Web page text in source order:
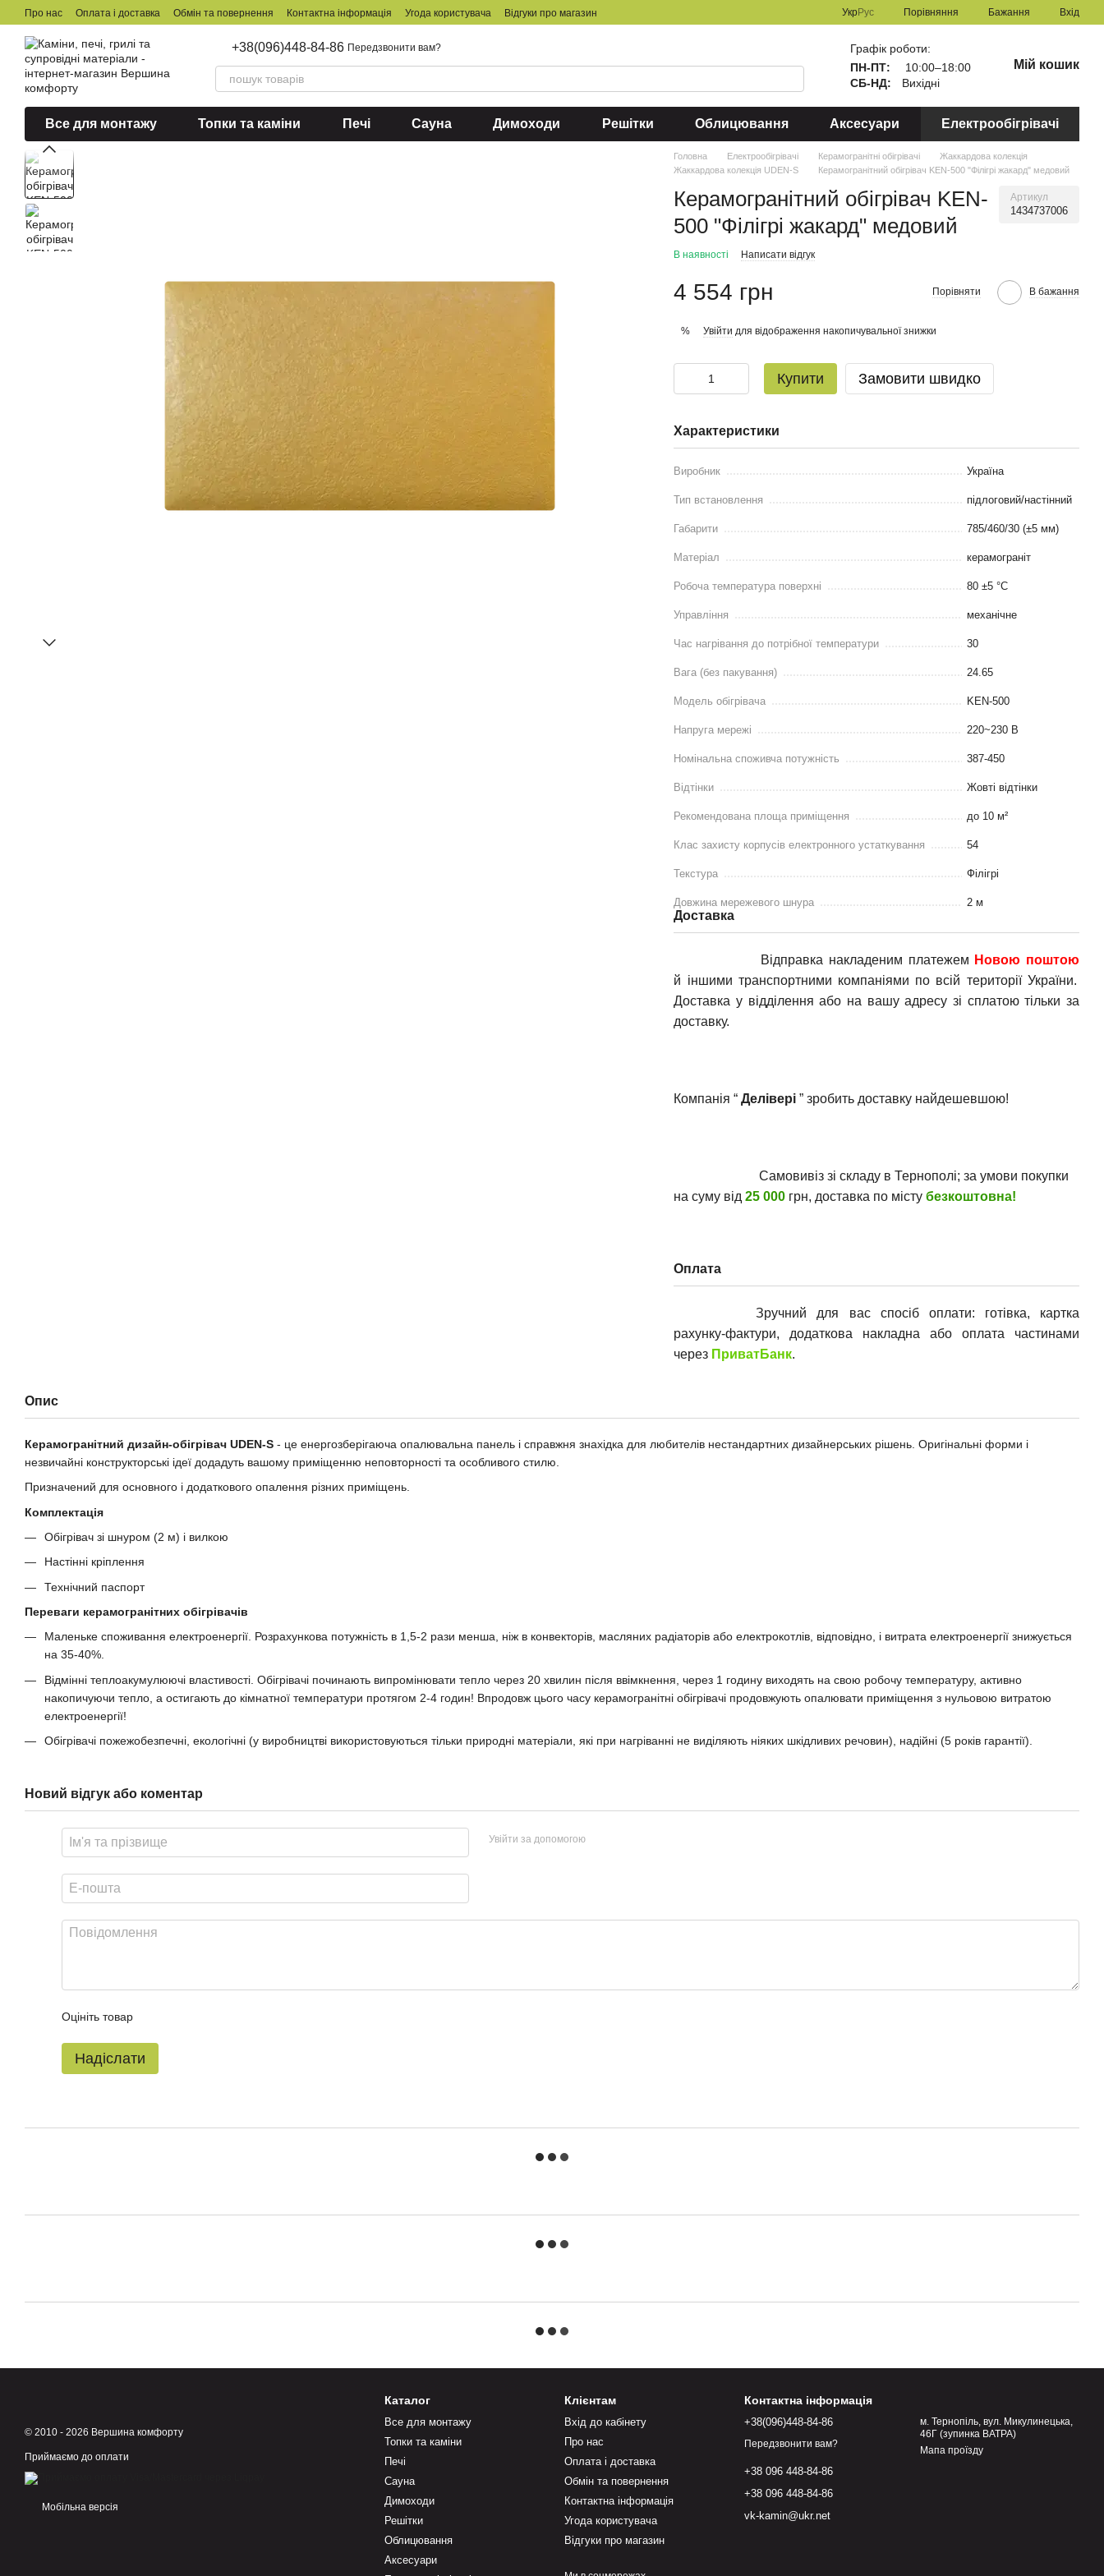
Перейти до основного контенту
Про нас Оплата і доставка Обмін та повернення Контактна інформація Угода користувача Відгуки про магазин УкрРус Порівняння Бажання Вхід
+38(096)448-84-86 Передзвонити вам?
Графік роботи:
ПН-ПТ:
10:00–18:00
СБ-НД:
Вихідні
Мій кошик
Все для монтажу Топки та каміни Печі Сауна Димоходи Решітки Облицювання Аксесуари Електрообігрівачі
Головна Електрообігрівачі Керамогранітні обігрівачі
Жаккардова колекція
Жаккардова колекція UDEN-S
Керамогранітний обігрівач KEN-500 "Філігрі жакард" медовий
Керамогранітний обігрівач KEN-
500 "Філігрі жакард" медовий
Артикул
1434737006
В наявності Написати відгук
4 554 грн Порівняти В бажання
% Увійти для відображення накопичувальної знижки
Купити Замовити швидко
Характеристики
Виробник Україна
Тип встановлення підлоговий/настінний
Габарити 785/460/30 (±5 мм)
Матеріал керамограніт
Робоча температура поверхні 80 ±5 °С
Управління механічне
Час нагрівання до потрібної температури 30
Вага (без пакування) 24.65
Модель обігрівача KEN-500
Напруга мережі 220~230 В
Номінальна споживча потужність 387-450
Відтінки Жовті відтінки
Рекомендована площа приміщення до 10 м²
Клас захисту корпусів електронного устаткування 54
Текстура Філігрі
Довжина мережевого шнура 2 м
Доставка
Відправка накладеним платежем Новою поштою
й іншими транспортними компаніями по всій території України.
Доставка у відділення або на вашу адресу зі сплатою тільки за
доставку.
Компанія “Делівері ” зробить доставку найдешевшою!
Самовивіз зі складу в Тернополі; за умови покупки
на суму від25 000 грн, доставка по містубезкоштовна!
Оплата
Зручний для вас спосіб оплати: готівка, картка
рахунку-фактури, додаткова накладна або оплата частинами
через ПриватБанк.
Опис
Керамогранітний дизайн-обігрівач UDEN-S - це енергозберігаюча опалювальна панель і справжня знахідка для любителів нестандартних дизайнерських рішень. Оригінальні форми і
незвичайні конструкторські ідеї додадуть вашому приміщенню неповторності та особливого стилю.
Призначений для основного і додаткового опалення різних приміщень.
Комплектація
Обігрівач зі шнуром (2 м) і вилкою
Настінні кріплення
Технічний паспорт
Переваги керамогранітних обігрівачів
Маленьке споживання електроенергії. Розрахункова потужність в 1,5-2 рази менша, ніж в конвекторів, масляних радіаторів або електрокотлів, відповідно, і витрата електроенергії знижується
на 35-40%.
Відмінні теплоакумулюючі властивості. Обігрівачі починають випромінювати тепло через 20 хвилин після ввімкнення, через 1 годину виходять на свою робочу температуру, активно
накопичуючи тепло, а остигають до кімнатної температури протягом 2-4 годин! Впродовж цього часу керамогранітні обігрівачі продовжують опалювати приміщення з нульовою витратою
електроенергії!
Обігрівачі пожежобезпечні, екологічні (у виробництві використовуються тільки природні матеріали, які при нагріванні не виділяють ніяких шкідливих речовин), надійні (5 років гарантії).
Новий відгук або коментар
Увійти за допомогою
Оцініть товар
Надіслати
© 2010 - 2026 Вершина комфорту
Приймаємо до оплати
Мобільна версія
Каталог
Все для монтажу
Топки та каміни
Печі
Сауна
Димоходи
Решітки
Облицювання
Аксесуари
Клієнтам
Вхід до кабінету
Про нас
Оплата і доставка
Обмін та повернення
Контактна інформація
Угода користувача
Відгуки про магазин
Контактна інформація
+38(096)448-84-86
Передзвонити вам?
+38 096 448-84-86
+38 096 448-84-86
vk-kamin@ukr.net
м. Тернопіль, вул. Микулинецька,
46Г (зупинка ВАТРА)
Мапа проїзду